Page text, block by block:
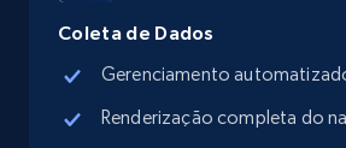
Place id, URL, Country, Name,
Address, Description, Business
Coleta de Dados
Gerenciamento
Renderização completa do